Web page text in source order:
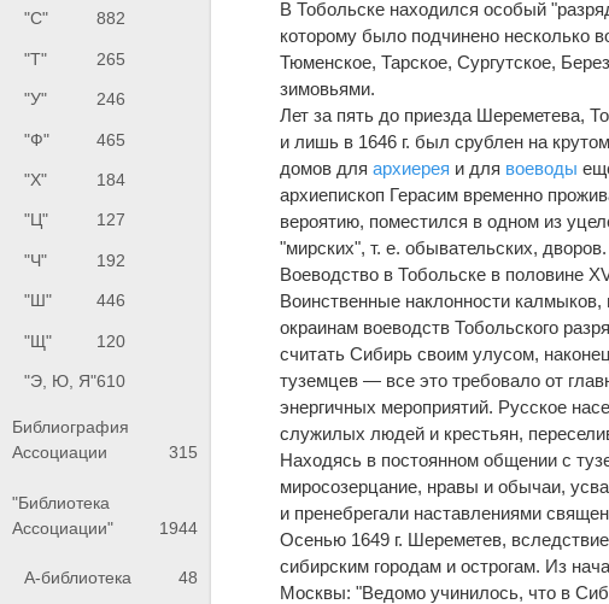
"С" 882
"Т" 265
"У" 246
"Ф" 465
"Х" 184
"Ц" 127
"Ч" 192
"Ш" 446
"Щ" 120
"Э, Ю, Я"610
Библиография
Ассоциации
315
"Библиотека
Ассоциации"
1944
А-библиотека 48
В Тобольске находился особый
которому было подчинено несколько
Тюменское, Тарское, Сургутское,
зимовьями.
Лет за пять до приезда Шереметева,
и лишь в 1646 г. был срублен на
домов дляархиерея и для воеводы
архиепископ Герасим временно
вероятию, поместился в одном из
"мирских", т. е. обывательских, дворов.
Воеводство в Тобольске в половине
Воинственные наклонности
окраинам воеводств Тобольского
считать Сибирь своим улусом,
туземцев — все это требовало от
энергичных мероприятий. Русское
служилых людей и крестьян,
Находясь в постоянном общении с
миросозерцание, нравы и обычаи,
и пренебрегали наставлениями
Осенью 1649 г. Шереметев,
сибирским городам и острогам. Из
Москвы: "Ведомо учинилось, что в